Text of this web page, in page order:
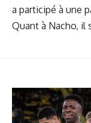
a participé à une
Quant à Nacho, il